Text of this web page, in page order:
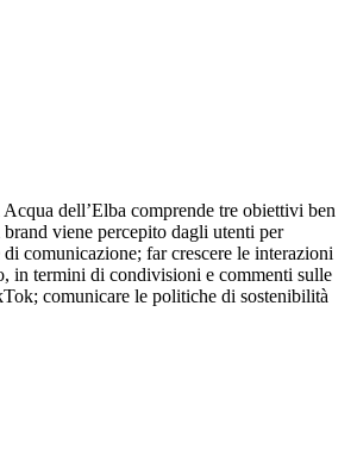
dell’Elba comprende tre obiettivi ben
viene percepito dagli utenti per
comunicazione; far crescere le interazioni
in termini di condivisioni e commenti sulle
comunicare le politiche di sostenibilità